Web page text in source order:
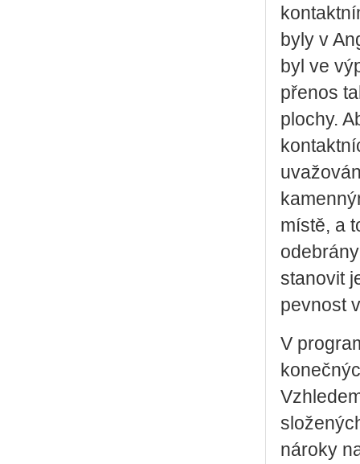
byly v
byl ve
přenos
plochy.
místě, a
stanovit
pevnost
V
nároky